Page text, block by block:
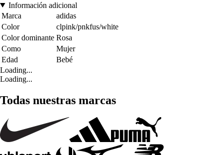
Información adicional
Marca
adidas
Color
clpink/pnkfus/white
Color dominante Rosa
Como
Mujer
Edad
Bebé
Loading...
Loading...
Todas nuestras marcas